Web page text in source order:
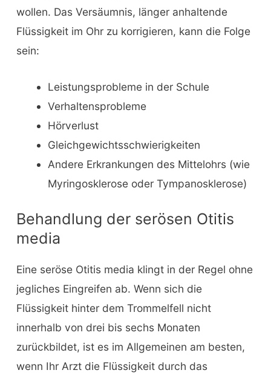
wollen. Das Versäumnis, länger anhaltende
Flüssigkeit im Ohr zu korrigieren, kann die Folge
sein:
Leistungsprobleme in der Schule
Verhaltensprobleme
Hörverlust
Gleichgewichtsschwierigkeiten
Andere Erkrankungen des Mittelohrs (wie
Myringosklerose oder Tympanosklerose)
Behandlung der serösen Otitis
media
Eine seröse Otitis media klingt in der Regel ohne
jegliches Eingreifen ab. Wenn sich die
Flüssigkeit hinter dem Trommelfell nicht
innerhalb von drei bis sechs Monaten
zurückbildet, ist es im Allgemeinen am besten,
wenn Ihr Arzt die Flüssigkeit durch das